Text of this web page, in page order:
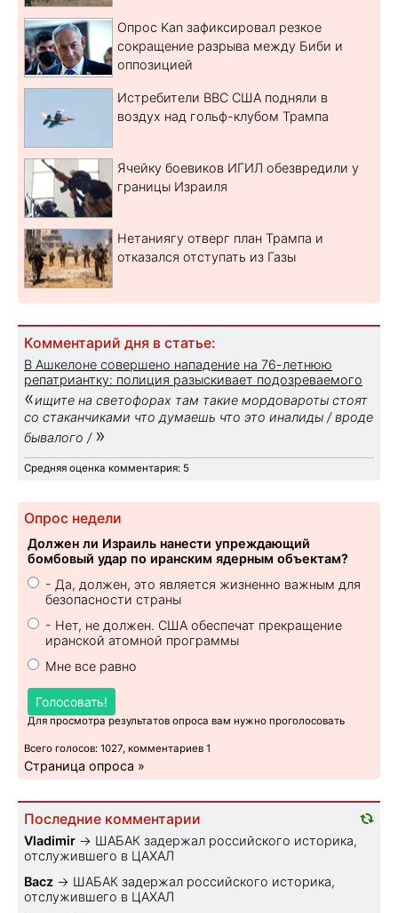
Опрос Kan зафиксировал резкое
сокращение разрыва между Биби и
оппозицией
Истребители ВВС США подняли в
воздух над гольф-клубом Трампа
Ячейку боевиков ИГИЛ обезвредили у
границы Израиля
Нетаниягу отверг план Трампа и
отказался отступать из Газы
Комментарий дня в статье:
В Ашкелоне совершено нападение на 76-летнюю
репатриантку: полиция разыскивает подозреваемого
«ищите на светофорах там такие мордовароты стоят
со стаканчиками что думаешь что это иналиды / вроде
бывалого / »
Средняя оценка комментария: 5
Опрос недели
Должен ли Израиль нанести упреждающий
бомбовый удар по иранским ядерным объектам?
- Да, должен, это является жизненно важным для
безопасности страны
- Нет, не должен. США обеспечат прекращение
иранской атомной программы
Мне все равно
Голосовать!
Для просмотра результатов опроса вам нужно проголосовать
Всего голосов: 1027, комментариев 1
Страница опроса »
Последние комментарии
Vladimir → ШАБАК задержал российского историка,
отслужившего в ЦАХАЛ
Bacz → ШАБАК задержал российского историка,
отслужившего в ЦАХАЛ